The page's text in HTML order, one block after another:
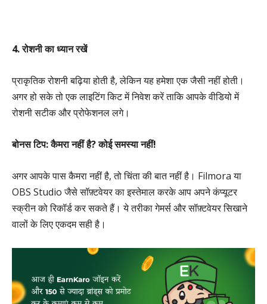
4. रोशनी का ध्यान रखें
प्राकृतिक रोशनी बढ़िया होती है, लेकिन यह हमेशा एक जैसी नहीं होती।
अगर हो सके तो एक लाइटिंग किट में निवेश करें ताकि आपके वीडियो में
रोशनी सटीक और प्रोफेशनल लगे।
बोनस टिप: कैमरा नहीं है? कोई समस्या नहीं!
अगर आपके पास कैमरा नहीं है, तो चिंता की बात नहीं है। Filmora या
OBS Studio जैसे सॉफ़्टवेयर का इस्तेमाल करके आप अपने कंप्यूटर
स्क्रीन को रिकॉर्ड कर सकते हैं। ये तरीका गेमर्स और सॉफ़्टवेयर सिखाने
वालों के लिए एकदम सही है।